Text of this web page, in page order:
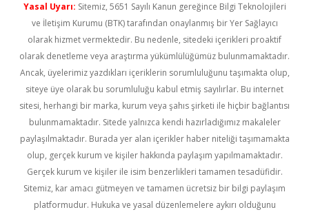
Yasal Uyarı: Sitemiz, 5651 Sayılı Kanun gereğince Bilgi Teknolojileri
ve İletişim Kurumu (BTK) tarafından onaylanmış bir Yer Sağlayıcı
olarak hizmet vermektedir. Bu nedenle, sitedeki içerikleri proaktif
olarak denetleme veya araştırma yükümlülüğümüz bulunmamaktadır.
Ancak, üyelerimiz yazdıkları içeriklerin sorumluluğunu taşımakta olup,
siteye üye olarak bu sorumluluğu kabul etmiş sayılırlar. Bu internet
sitesi, herhangi bir marka, kurum veya şahıs şirketi ile hiçbir bağlantısı
bulunmamaktadır. Sitede yalnızca kendi hazırladığımız makaleler
paylaşılmaktadır. Burada yer alan içerikler haber niteliği taşımamakta
olup, gerçek kurum ve kişiler hakkında paylaşım yapılmamaktadır.
Gerçek kurum ve kişiler ile isim benzerlikleri tamamen tesadüfidir.
Sitemiz, kar amacı gütmeyen ve tamamen ücretsiz bir bilgi paylaşım
platformudur. Hukuka ve yasal düzenlemelere aykırı olduğunu